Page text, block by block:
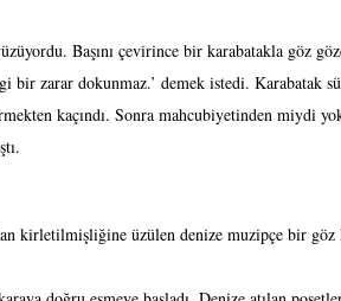
Başını çevirince bir karabatakla göz
bir zarar dokunmaz.’ demek istedi. Karabatak
kaçındı. Sonra mahcubiyetinden miydi
kirletilmişliğine üzülen denize muzipçe bir göz